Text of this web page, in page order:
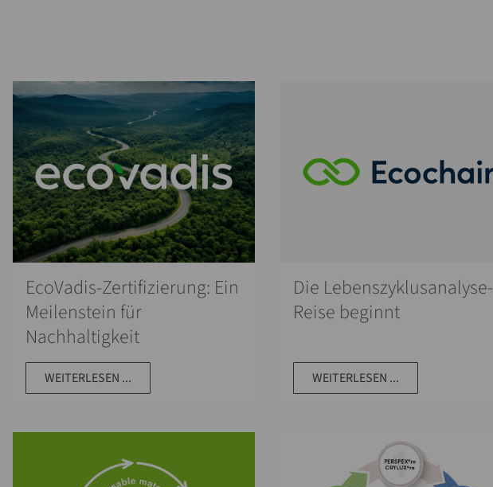
EcoVadis-Zertifizierung: Ein
Meilenstein für
Nachhaltigkeit
WEITERLESEN ...
Die Lebenszyklusanalyse-
Reise beginnt
WEITERLESEN ...